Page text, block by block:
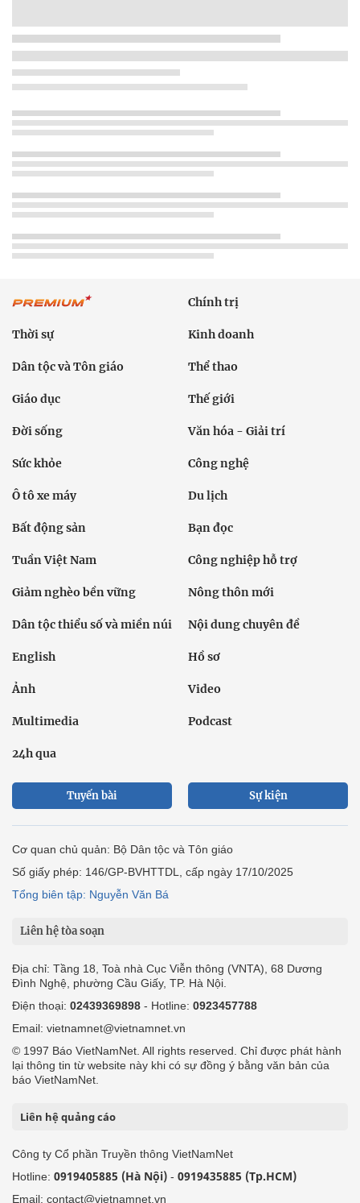
Chính trị
Thời sự Kinh doanh
Dân tộc và Tôn giáo Thể thao
Giáo dục Thế giới
Đời sống Văn hóa - Giải trí
Sức khỏe Công nghệ
Ô tô xe máy Du lịch
Bất động sản Bạn đọc
Tuần Việt Nam Công nghiệp hỗ trợ
Giảm nghèo bền vững Nông thôn mới
Dân tộc thiểu số và miền núi Nội dung chuyên đề
English Hồ sơ
Ảnh Video
Multimedia Podcast
24h qua
Tuyến bài Sự kiện
Cơ quan chủ quản: Bộ Dân tộc và Tôn giáo
Số giấy phép: 146/GP-BVHTTDL, cấp ngày 17/10/2025
Tổng biên tập: Nguyễn Văn Bá
Liên hệ tòa soạn
Địa chỉ: Tầng 18, Toà nhà Cục Viễn thông (VNTA), 68 Dương
Đình Nghệ, phường Cầu Giấy, TP. Hà Nội.
Điện thoại: 02439369898 - Hotline: 0923457788
Email: vietnamnet@vietnamnet.vn
© 1997 Báo VietNamNet. All rights reserved. Chỉ được phát hành
lại thông tin từ website này khi có sự đồng ý bằng văn bản của
báo VietNamNet.
Liên hệ quảng cáo
Công ty Cổ phần Truyền thông VietNamNet
Hotline: 0919405885 (Hà Nội) - 0919435885 (Tp.HCM)
Email: contact@vietnamnet.vn